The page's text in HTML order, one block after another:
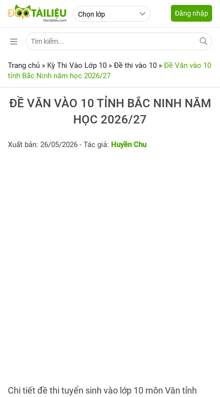
Đăng nhập
Trang chủ » Kỳ Thi Vào Lớp 10 » Đề thi vào 10 » Đề Văn vào 10
tỉnh Bắc Ninh năm học 2026/27
ĐỀ VĂN VÀO 10 TỈNH BẮC NINH NĂM
HỌC 2026/27
Xuất bản: 26/05/2026 - Tác giả: Huyền Chu
Chi tiết đề thi tuyển sinh vào lớp 10 môn Văn tỉnh